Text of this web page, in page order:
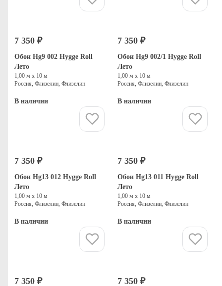
7 350 ₽
Обои Hg9 002 Hygge Roll
Лето
1,00 м х 10 м
Россия, Флизелин, Флизелин
В наличии
7 350 ₽
Обои Hg9 002/1 Hygge Roll
Лето
1,00 м х 10 м
Россия, Флизелин, Флизелин
В наличии
7 350 ₽
Обои Hg13 012 Hygge Roll
Лето
1,00 м х 10 м
Россия, Флизелин, Флизелин
В наличии
7 350 ₽
Обои Hg13 011 Hygge Roll
Лето
1,00 м х 10 м
Россия, Флизелин, Флизелин
В наличии
7 350 ₽ 7 350 ₽